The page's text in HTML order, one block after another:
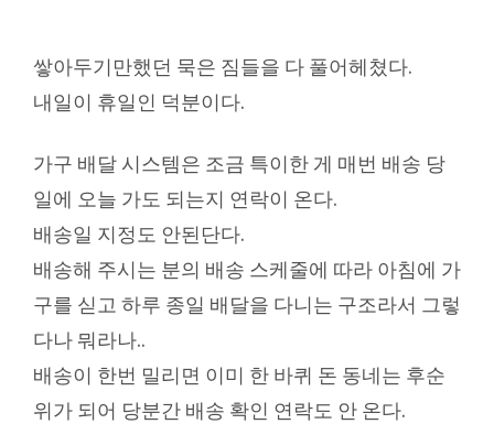
쌓아두기만했던 묵은 짐들을 다 풀어헤쳤다.
내일이 휴일인 덕분이다.
가구 배달 시스템은 조금 특이한 게 매번 배송 당
일에 오늘 가도 되는지 연락이 온다.
배송일 지정도 안된단다.
배송해 주시는 분의 배송 스케줄에 따라 아침에 가
구를 싣고 하루 종일 배달을 다니는 구조라서 그렇
다나 뭐라나..
배송이 한번 밀리면 이미 한 바퀴 돈 동네는 후순
위가 되어 당분간 배송 확인 연락도 안 온다.